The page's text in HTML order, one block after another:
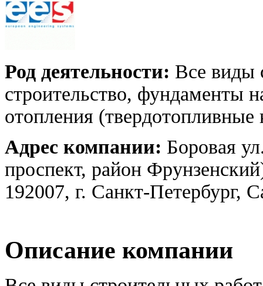
Род деятельности: Все виды
строительство, фундаменты
отопления (твердотопливные
Адрес компании: Боровая
проспект, район
192007, г. Санкт-Петербург,
Описание компании